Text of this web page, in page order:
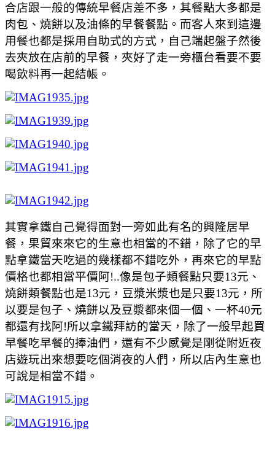
合店跟一般的傳統早餐店差不多，其餐點大多都是
肉包、燒餅以及油條的早餐餐點。而客人來到這邊
用餐也都是採用自助式的方式，自己端起盤子然後
去夾放在店前的早餐，夾好了走一旁櫃台看要不要
喝飲料再一起結帳。
其實拿鐵自己覺得面對一旁如此有名的興隆居早
餐，果貿來來它的生意也相當的不錯，除了它的早
點拿鐵當天吃過的幾樣都不錯吃外，再來它的早點
價格也都相當平價阿!..像是包子類餐點只要13元、
燒餅類餐點也是13元，豆漿米漿也是只要13元，所
以要是包子、燒餅以及豆漿都來個一個、一杯40元
都還有找阿!所以拿鐵拜訪的當天，除了一般早起買
早餐吃早餐的捧油們，還有不少感覺是剛從附近夜
店遊玩出來想要吃個消夜的人們，所以店內生意也
可說是相當不錯。